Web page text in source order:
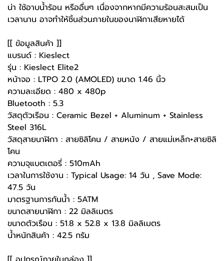
น่า ใช้อาบน้ำร้อน หรืออื่นๆ เนื่องจากหากมีความร้อนสะสมเป็น
เวลานาน อาจทำให้ชิ้นส่วนภายในของนาฬิกาเสียหายได้
[[ ข้อมูลสินค้า ]]
แบรนด์ : Kieslect
รุ่น : Kieslect Elite2
หน้าจอ : LTPO 2.0 (AMOLED) ขนาด 1.46 นิ้ว
ความละเอียด : 480 x 480p
Bluetooth : 5.3
วัสดุตัวเรือน : Ceramic Bezel + Aluminum + Stainless
Steel 316L
วัสดุสายนาฬิกา : สายซิลิโคน / สายหนัง / สายแม่เหล็ก+สายซิลิ
โคน
ความจุแบตเตอรี่ : 510mAh
เวลาในการใช้งาน : Typical Usage: 14 วัน , Save Mode:
47.5 วัน
มาตรฐานการกันน้ำ : 5ATM
ขนาดสายนาฬิกา : 22 มิลลิเมตร
ขนาดตัวเรือน : 51.8 x 52.8 x 13.8 มิลลิเมตร
น้ำหนักสินค้า : 42.5 กรัม